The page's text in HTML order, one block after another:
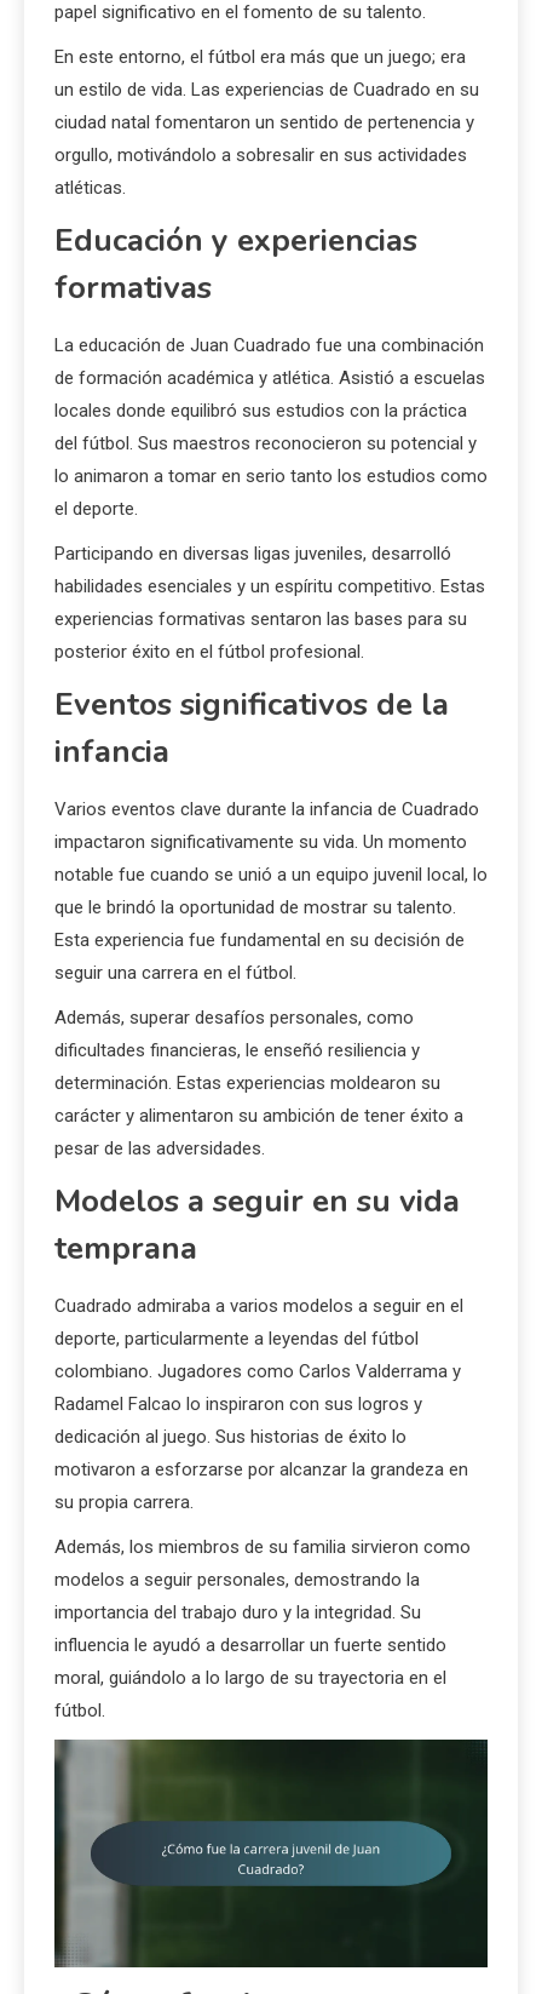
papel significativo en el fomento de su talento.
En este entorno, el fútbol era más que un juego; era
un estilo de vida. Las experiencias de Cuadrado en su
ciudad natal fomentaron un sentido de pertenencia y
orgullo, motivándolo a sobresalir en sus actividades
atléticas.
Educación y experiencias
formativas
La educación de Juan Cuadrado fue una combinación
de formación académica y atlética. Asistió a escuelas
locales donde equilibró sus estudios con la práctica
del fútbol. Sus maestros reconocieron su potencial y
lo animaron a tomar en serio tanto los estudios como
el deporte.
Participando en diversas ligas juveniles, desarrolló
habilidades esenciales y un espíritu competitivo. Estas
experiencias formativas sentaron las bases para su
posterior éxito en el fútbol profesional.
Eventos significativos de la
infancia
Varios eventos clave durante la infancia de Cuadrado
impactaron significativamente su vida. Un momento
notable fue cuando se unió a un equipo juvenil local, lo
que le brindó la oportunidad de mostrar su talento.
Esta experiencia fue fundamental en su decisión de
seguir una carrera en el fútbol.
Además, superar desafíos personales, como
dificultades financieras, le enseñó resiliencia y
determinación. Estas experiencias moldearon su
carácter y alimentaron su ambición de tener éxito a
pesar de las adversidades.
Modelos a seguir en su vida
temprana
Cuadrado admiraba a varios modelos a seguir en el
deporte, particularmente a leyendas del fútbol
colombiano. Jugadores como Carlos Valderrama y
Radamel Falcao lo inspiraron con sus logros y
dedicación al juego. Sus historias de éxito lo
motivaron a esforzarse por alcanzar la grandeza en
su propia carrera.
Además, los miembros de su familia sirvieron como
modelos a seguir personales, demostrando la
importancia del trabajo duro y la integridad. Su
influencia le ayudó a desarrollar un fuerte sentido
moral, guiándolo a lo largo de su trayectoria en el
fútbol.